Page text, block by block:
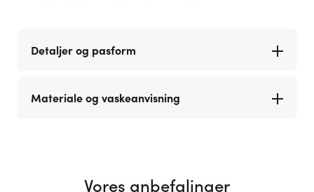
Detaljer og pasform
Materiale og vaskeanvisning
Vores anbefalinger